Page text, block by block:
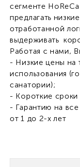
сегменте
предлагать
отработанной
выдерживать
Работая с нами,
- Низкие цены на
использования
санатории);
- Короткие сроки
- Гарантию на
от 1 до 2-х лет